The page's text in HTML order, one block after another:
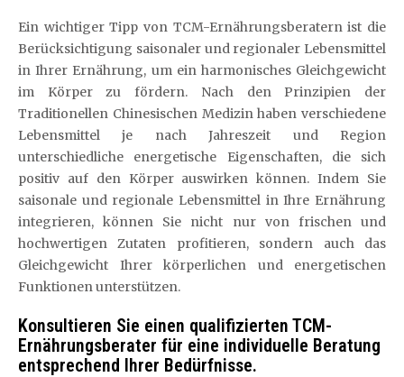
Ein wichtiger Tipp von TCM-Ernährungsberatern ist die
Berücksichtigung saisonaler und regionaler Lebensmittel
in Ihrer Ernährung, um ein harmonisches Gleichgewicht
im Körper zu fördern. Nach den Prinzipien der
Traditionellen Chinesischen Medizin haben verschiedene
Lebensmittel je nach Jahreszeit und Region
unterschiedliche energetische Eigenschaften, die sich
positiv auf den Körper auswirken können. Indem Sie
saisonale und regionale Lebensmittel in Ihre Ernährung
integrieren, können Sie nicht nur von frischen und
hochwertigen Zutaten profitieren, sondern auch das
Gleichgewicht Ihrer körperlichen und energetischen
Funktionen unterstützen.
Konsultieren Sie einen qualifizierten TCM-
Ernährungsberater für eine individuelle Beratung
entsprechend Ihrer Bedürfnisse.